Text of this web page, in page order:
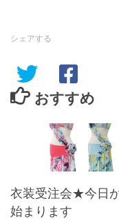
シェアする
おすすめ
衣装受注会★今日
始まります